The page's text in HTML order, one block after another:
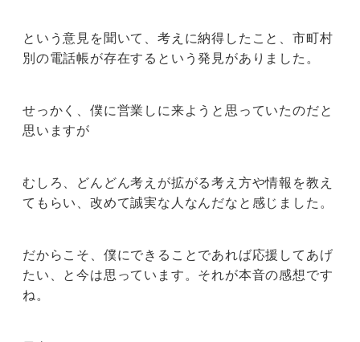
という意見を聞いて、考えに納得したこと、市町村
別の電話帳が存在するという発見がありました。
せっかく、僕に営業しに来ようと思っていたのだと
思いますが
むしろ、どんどん考えが拡がる考え方や情報を教え
てもらい、改めて誠実な人なんだなと感じました。
だからこそ、僕にできることであれば応援してあげ
たい、と今は思っています。それが本音の感想です
ね。